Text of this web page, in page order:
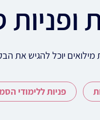
ופניות
מילואים יוכל להגיש את
פניות ללימודי